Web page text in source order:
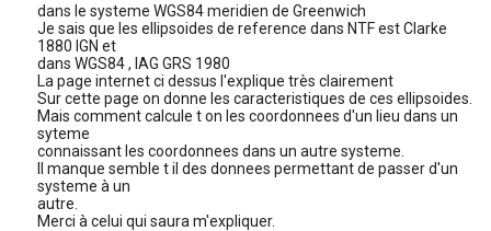
dans le systeme WGS84 meridien de Greenwich
Je sais que les ellipsoides de reference dans NTF est Clarke
1880 IGN et
dans WGS84 , IAG GRS 1980
La page internet ci dessus l'explique très clairement
Sur cette page on donne les caracteristiques de ces ellipsoides.
Mais comment calcule t on les coordonnees d'un lieu dans un
syteme
connaissant les coordonnees dans un autre systeme.
Il manque semble t il des donnees permettant de passer d'un
systeme à un
autre.
Merci à celui qui saura m'expliquer.